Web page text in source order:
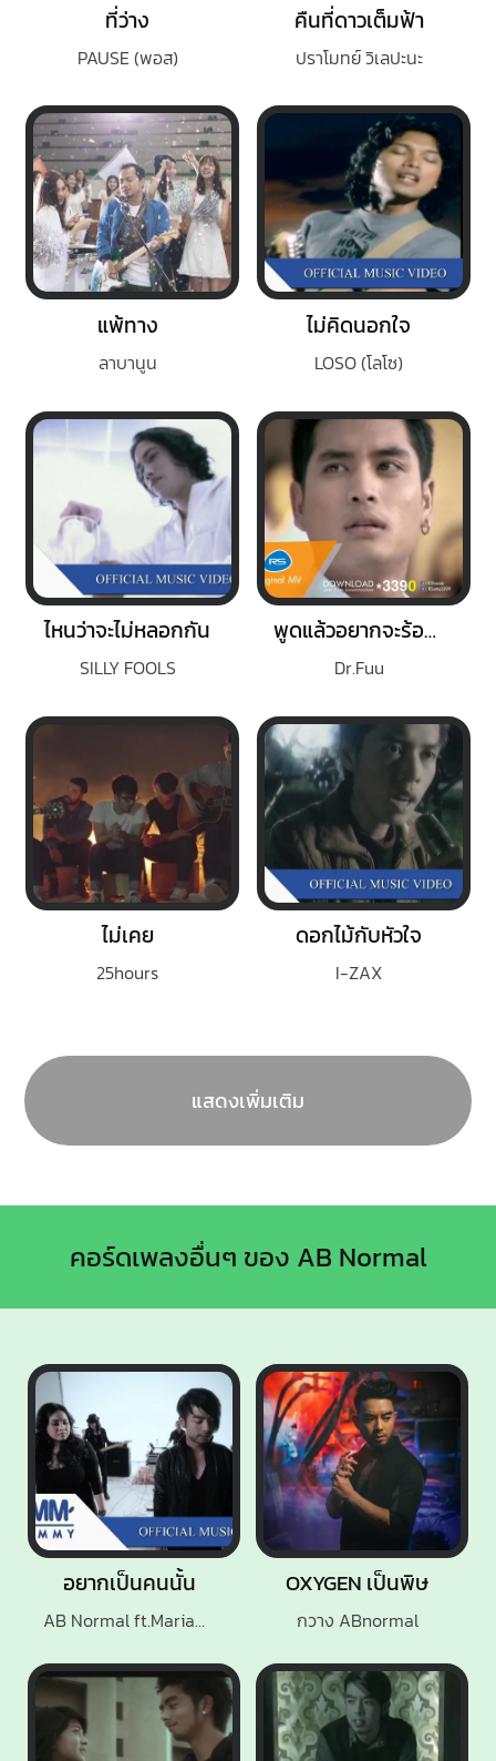
ที่ว่าง
PAUSE (พอส)
คืนที่ดาวเต็มฟ้า
ปราโมทย์ วิเลปะนะ
แพ้ทาง
ลาบานูน
ไม่คิดนอกใจ
LOSO (โลโซ)
ไหนว่าจะไม่หลอกกัน
SILLY FOOLS
พูดแล้วอยากจะร้องไห้
Dr.Fuu
ไม่เคย
25hours
ดอกไม้กับหัวใจ
I-ZAX
แสดงเพิ่มเติม
คอร์ดเพลงอื่นๆ ของ AB Normal
OXYGEN เป็นพิษ
กวาง ABnormal
อยากเป็นคนนั้น
AB Normal ft.Mariam B5